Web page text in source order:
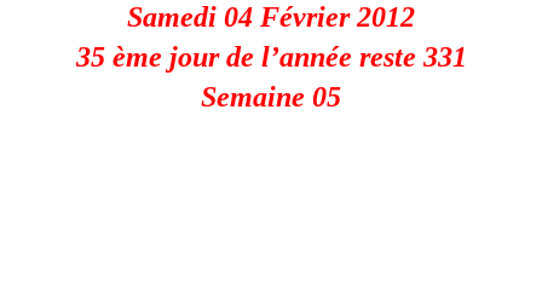
Samedi 04 Février 2012
35 ème jour de l’année reste 331
Semaine 05